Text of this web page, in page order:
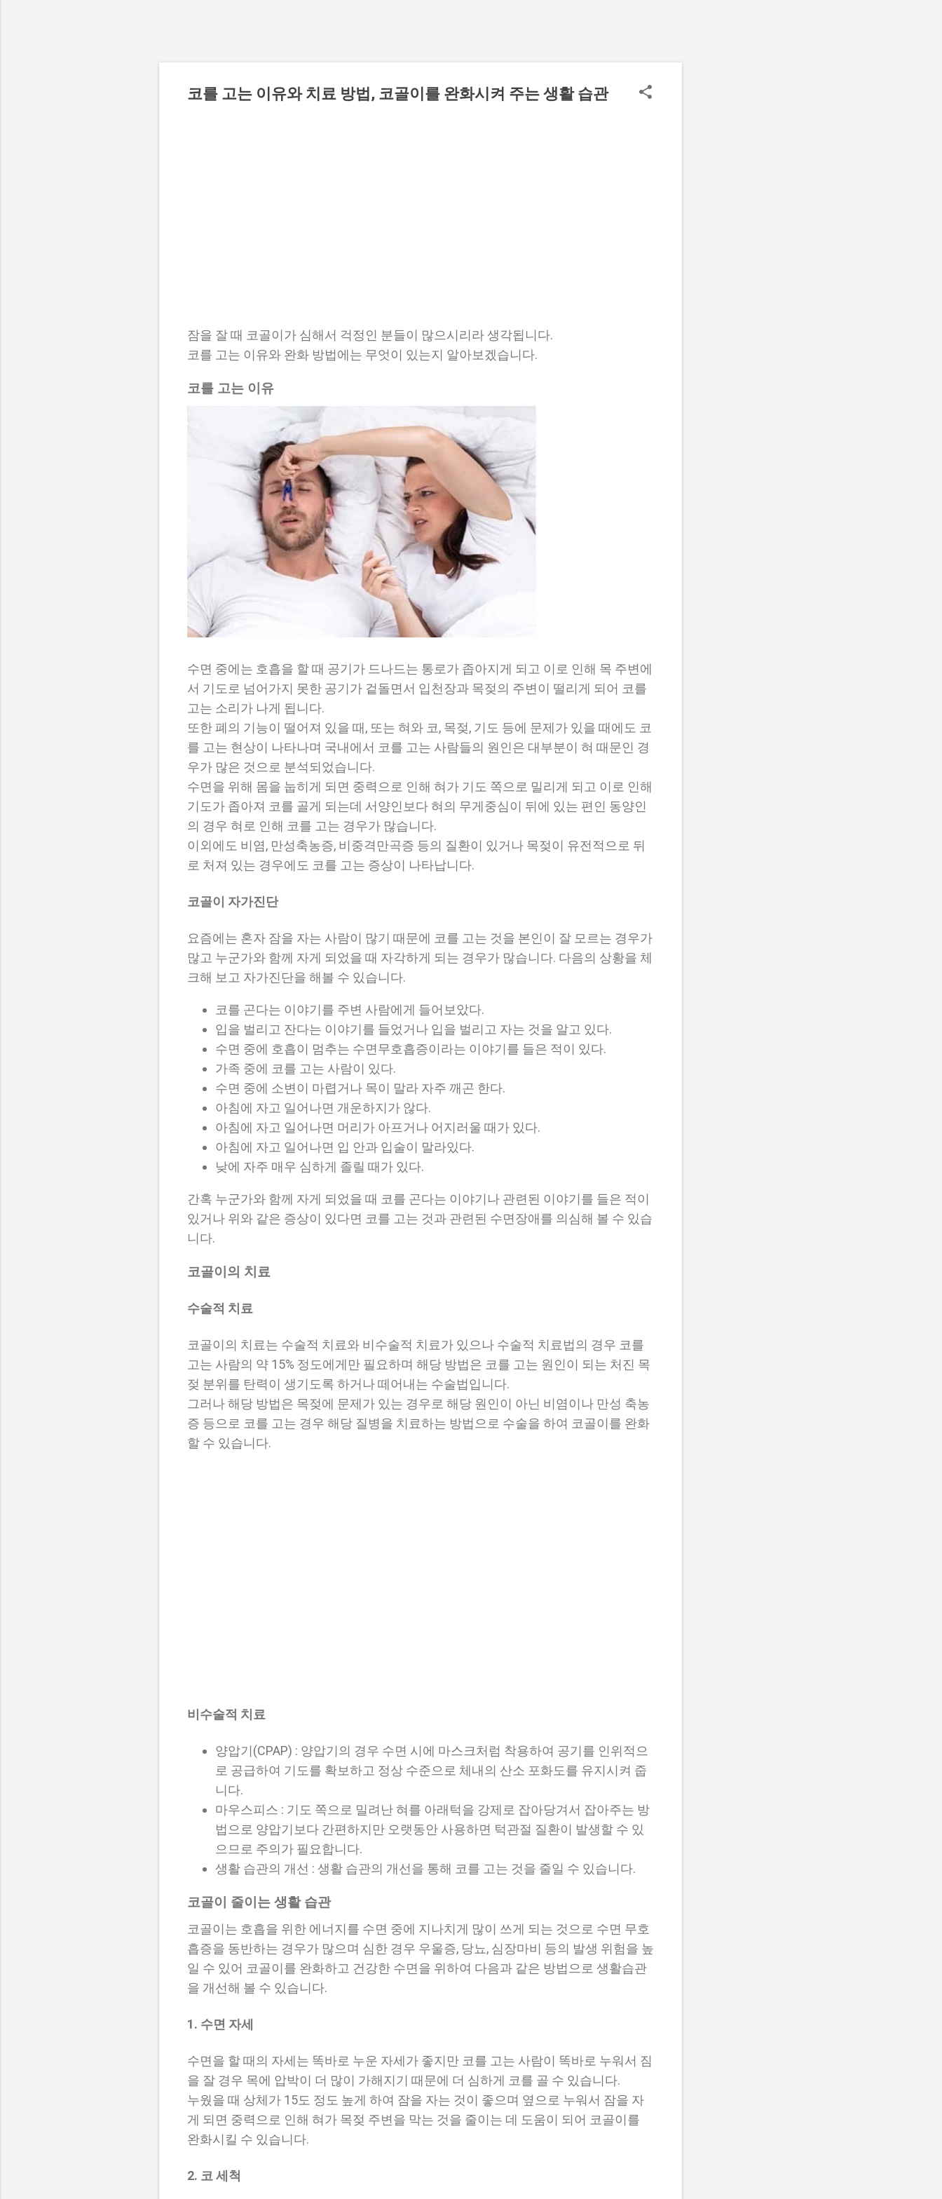
코를 고는 이유와 치료 방법, 코골이를 완화시켜 주는 생활 습관
잠을 잘 때 코골이가 심해서 걱정인 분들이 많으시리라 생각됩니다.
코를 고는 이유와 완화 방법에는 무엇이 있는지 알아보겠습니다.
코를 고는 이유
수면 중에는 호흡을 할 때 공기가 드나드는 통로가 좁아지게 되고 이로 인해 목 주변에
서 기도로 넘어가지 못한 공기가 겉돌면서 입천장과 목젖의 주변이 떨리게 되어 코를
고는 소리가 나게 됩니다.
또한 폐의 기능이 떨어져 있을 때, 또는 혀와 코, 목젖, 기도 등에 문제가 있을 때에도 코
를 고는 현상이 나타나며 국내에서 코를 고는 사람들의 원인은 대부분이 혀 때문인 경
우가 많은 것으로 분석되었습니다.
수면을 위해 몸을 눕히게 되면 중력으로 인해 혀가 기도 쪽으로 밀리게 되고 이로 인해
기도가 좁아져 코를 골게 되는데 서양인보다 혀의 무게중심이 뒤에 있는 편인 동양인
의 경우 혀로 인해 코를 고는 경우가 많습니다.
이외에도 비염, 만성축농증, 비중격만곡증 등의 질환이 있거나 목젖이 유전적으로 뒤
로 처져 있는 경우에도 코를 고는 증상이 나타납니다.
코골이 자가진단
요즘에는 혼자 잠을 자는 사람이 많기 때문에 코를 고는 것을 본인이 잘 모르는 경우가
많고 누군가와 함께 자게 되었을 때 자각하게 되는 경우가 많습니다. 다음의 상황을 체
크해 보고 자가진단을 해볼 수 있습니다.
코를 곤다는 이야기를 주변 사람에게 들어보았다.
입을 벌리고 잔다는 이야기를 들었거나 입을 벌리고 자는 것을 알고 있다.
수면 중에 호흡이 멈추는 수면무호흡증이라는 이야기를 들은 적이 있다.
가족 중에 코를 고는 사람이 있다.
수면 중에 소변이 마렵거나 목이 말라 자주 깨곤 한다.
아침에 자고 일어나면 개운하지가 않다.
아침에 자고 일어나면 머리가 아프거나 어지러울 때가 있다.
아침에 자고 일어나면 입 안과 입술이 말라있다.
낮에 자주 매우 심하게 졸릴 때가 있다.
간혹 누군가와 함께 자게 되었을 때 코를 곤다는 이야기나 관련된 이야기를 들은 적이
있거나 위와 같은 증상이 있다면 코를 고는 것과 관련된 수면장애를 의심해 볼 수 있습
니다.
코골이의 치료
수술적 치료
코골이의 치료는 수술적 치료와 비수술적 치료가 있으나 수술적 치료법의 경우 코를
고는 사람의 약 15% 정도에게만 필요하며 해당 방법은 코를 고는 원인이 되는 처진 목
젖 분위를 탄력이 생기도록 하거나 떼어내는 수술법입니다.
그러나 해당 방법은 목젖에 문제가 있는 경우로 해당 원인이 아닌 비염이나 만성 축농
증 등으로 코를 고는 경우 해당 질병을 치료하는 방법으로 수술을 하여 코골이를 완화
할 수 있습니다.
비수술적 치료
양압기(CPAP) : 양압기의 경우 수면 시에 마스크처럼 착용하여 공기를 인위적으
로 공급하여 기도를 확보하고 정상 수준으로 체내의 산소 포화도를 유지시켜 줍
니다.
마우스피스 : 기도 쪽으로 밀려난 혀를 아래턱을 강제로 잡아당겨서 잡아주는 방
법으로 양압기보다 간편하지만 오랫동안 사용하면 턱관절 질환이 발생할 수 있
으므로 주의가 필요합니다.
생활 습관의 개선 : 생활 습관의 개선을 통해 코를 고는 것을 줄일 수 있습니다.
코골이 줄이는 생활 습관
코골이는 호흡을 위한 에너지를 수면 중에 지나치게 많이 쓰게 되는 것으로 수면 무호
흡증을 동반하는 경우가 많으며 심한 경우 우울증, 당뇨, 심장마비 등의 발생 위험을 높
일 수 있어 코골이를 완화하고 건강한 수면을 위하여 다음과 같은 방법으로 생활습관
을 개선해 볼 수 있습니다.
1. 수면 자세
수면을 할 때의 자세는 똑바로 누운 자세가 좋지만 코를 고는 사람이 똑바로 누워서 짐
을 잘 경우 목에 압박이 더 많이 가해지기 때문에 더 심하게 코를 골 수 있습니다.
누웠을 때 상체가 15도 정도 높게 하여 잠을 자는 것이 좋으며 옆으로 누워서 잠을 자
게 되면 중력으로 인해 혀가 목젖 주변을 막는 것을 줄이는 데 도움이 되어 코골이를
완화시킬 수 있습니다.
2. 코 세척